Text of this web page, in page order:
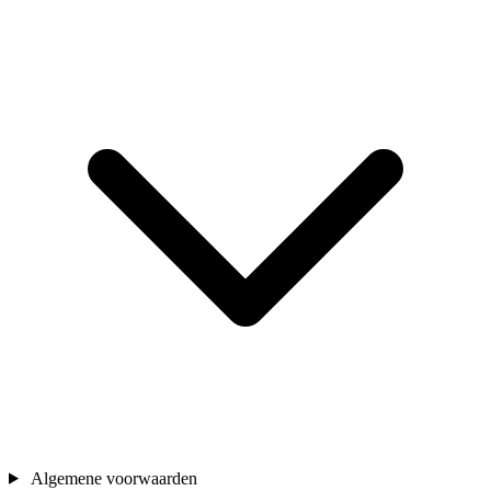
Algemene voorwaarden